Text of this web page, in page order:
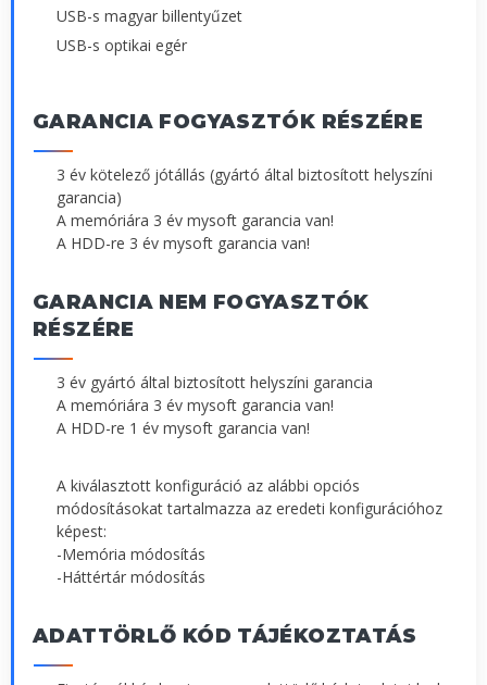
USB-s magyar billentyűzet
USB-s optikai egér
GARANCIA FOGYASZTÓK RÉSZÉRE
3 év kötelező jótállás (gyártó által biztosított helyszíni
garancia)
A memóriára 3 év mysoft garancia van!
A HDD-re 3 év mysoft garancia van!
GARANCIA NEM FOGYASZTÓK
RÉSZÉRE
3 év gyártó által biztosított helyszíni garancia
A memóriára 3 év mysoft garancia van!
A HDD-re 1 év mysoft garancia van!
A kiválasztott konfiguráció az alábbi opciós
módosításokat tartalmazza az eredeti konfigurációhoz
képest:
-Memória módosítás
-Háttértár módosítás
ADATTÖRLŐ KÓD TÁJÉKOZTATÁS